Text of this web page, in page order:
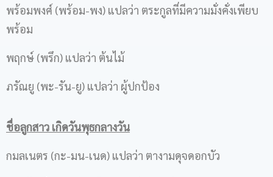
พร้อมพงศ์ (พร้อม-พง) แปลว่า ตระกูลที่มีความมั่งคั่งเพียบ
พร้อม
พฤกษ์ (พรึก) แปลว่า ต้นไม้
ภรัณยู (พะ-รัน-ยู) แปลว่า ผู้ปกป้อง
ชื่อลูกสาว เกิดวันพุธกลางวัน
กมลเนตร (กะ-มน-เนด) แปลว่า ตางามดุจดอกบัว